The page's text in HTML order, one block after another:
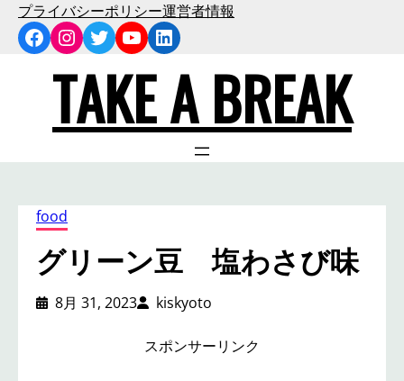
プライバシーポリシー運営者情報
Facebook
Instagram
Twitter
YouTube
LinkedIn
TAKE A BREAK
food
グリーン豆 塩わさび味
8月 31, 2023 kiskyoto
スポンサーリンク